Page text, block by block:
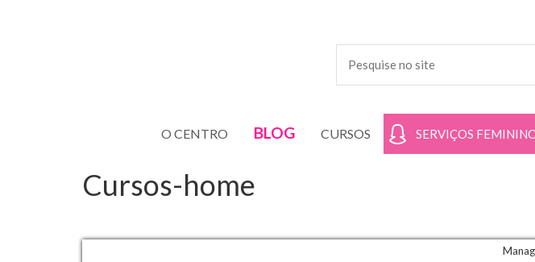
O CENTRO BLOG CURSOS SERVIÇOS
Cursos-home